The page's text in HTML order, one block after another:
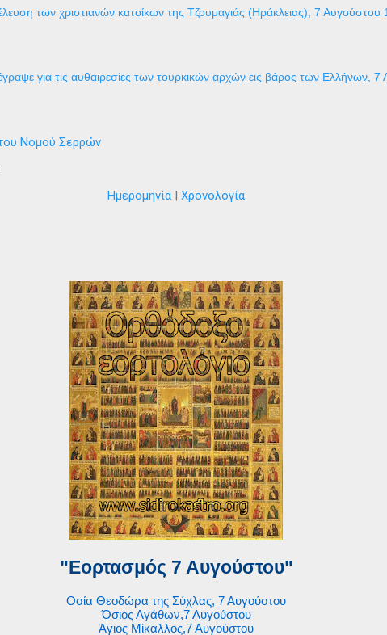
των χριστιανών κατοίκων της Τζουμαγιάς (Ηράκλειας), 7 Αυγούστου
για τις αυθαιρεσίες των τουρκικών αρχών εις βάρος των Ελλήνων,
Νομού Σερρών
Ημερομηνία
Χρονολογία
"Εορτασμός 7 Αυγούστου"
Οσία Θεοδώρα της Σύχλας, 7 Αυγούστου
Όσιος Αγάθων,7 Αυγούστου
Άγιος Μίκαλλος,7 Αυγούστου